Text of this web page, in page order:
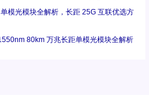
模光模块全解析，长距 25G 互联优选方
80km 万兆长距单模光模块全解析